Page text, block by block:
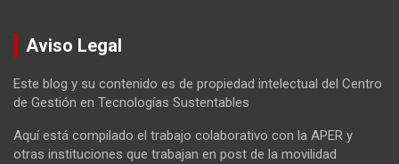
Aviso Legal
Este blog y su contenido es de propiedad intelectual del Centro
de Gestión en Tecnologías Sustentables
Aquí está compilado el trabajo colaborativo con la APER y
otras instituciones que trabajan en post de la movilidad